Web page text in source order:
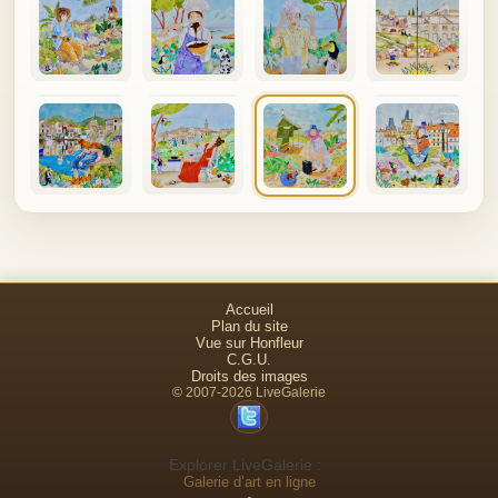
C'est un peu l'histoire de ce petit abri de bus !
Accueil
Plan du site
Vue sur Honfleur
C.G.U.
Droits des images
© 2007-2026 LiveGalerie
Explorer LiveGalerie :
Galerie d’art en ligne